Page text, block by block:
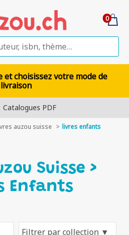
0
et choisissez votre mode de
livraison
Catalogues PDF
auzou suisse livres enfants
Suisse >
Enfants